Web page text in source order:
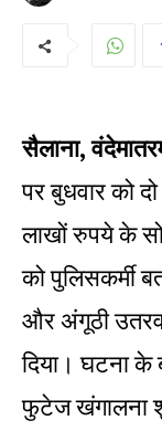
सैलाना,
पर बुधवार को
लाखों रुपये के
को पुलिसकर्मी
और अंगूठी
दिया। घटना
फुटेज खंगालना